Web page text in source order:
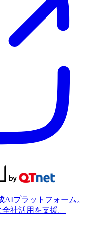
プラットフォーム。
社活用を支援。